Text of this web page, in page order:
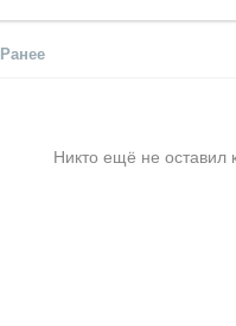
Ранее
Никто ещё не оставил